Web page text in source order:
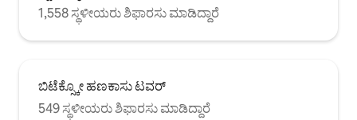
ಬೆನ್ ಥಾನ್ ಸೆಂಟ್ರಲ್ ಬಸ್ ನಿಲ್ದಾಣಕ್ಕೆ 10 ನಿಮಿಷಗಳು
ಮತ್ತು ಟ್ಯಾಕ್ಸಿಗಳು ನಿಮ್ಮ ಬಾಗಿಲಿನ ಮುಂದೆ ಇವೆ.
ಸೈಗಾನ್ – ಪರ್ಲ್ ಆಫ್ ದಿ ಫಾರ್ ಈಸ್ಟ್ ಅನ್ನು
1,558 ಸ್ಥಳೀಯರು ಶಿಫಾರಸು ಮಾಡಿದ್ದಾರೆ
ಬಿಟೆಕ್ಸ್ಕೋ ಹಣಕಾಸು ಟವರ್
549 ಸ್ಥಳೀಯರು ಶಿಫಾರಸು ಮಾಡಿದ್ದಾರೆ